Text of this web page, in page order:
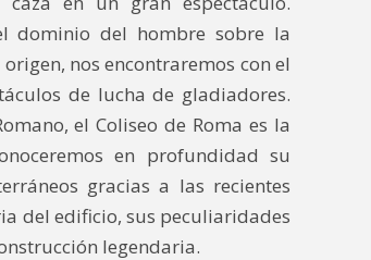
dominio del hombre sobre la
nos encontraremos con el
de lucha de gladiadores.
el Coliseo de Roma es la
en profundidad su
gracias a las recientes
del edificio, sus peculiaridades
legendaria.